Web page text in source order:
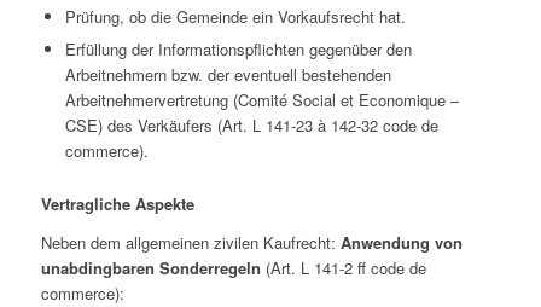
Prüfung, ob die Gemeinde ein Vorkaufsrecht hat.
Erfüllung der Informationspflichten gegenüber den
Arbeitnehmern bzw. der eventuell bestehenden
Arbeitnehmervertretung (Comité Social et Economique–
CSE) des Verkäufers (Art. L 141-23 à 142-32 code de
commerce).
Vertragliche Aspekte
Neben dem allgemeinen zivilen Kaufrecht: Anwendung von
unabdingbaren Sonderregeln (Art. L 141-2 ff code de
commerce):